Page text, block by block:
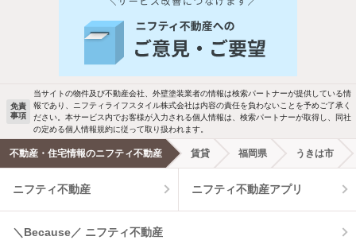
バス・トイレ別 2階以上
駐車場あり ペット相談
洗濯機置場あり 独立洗面台
エアコンあり 都市ガス
温水洗浄便座 オートロック
コンロ2口以上
免責
事項
当サイトの物件及び不動産会社、外壁塗装業者の情報は検索パートナーが提供している情
報であり、ニフティライフスタイル株式会社は内容の責任を負わないことを予めご了承く
ださい。本サービス内でお客様が入力される個人情報は、検索パートナーが取得し、同社
の定める個人情報規約に従って取り扱われます。
不動産・住宅情報のニフティ不動産 賃貸 福岡県 うきは市
ニフティ不動産 ニフティ不動産アプリ
＼Because／ ニフティ不動産